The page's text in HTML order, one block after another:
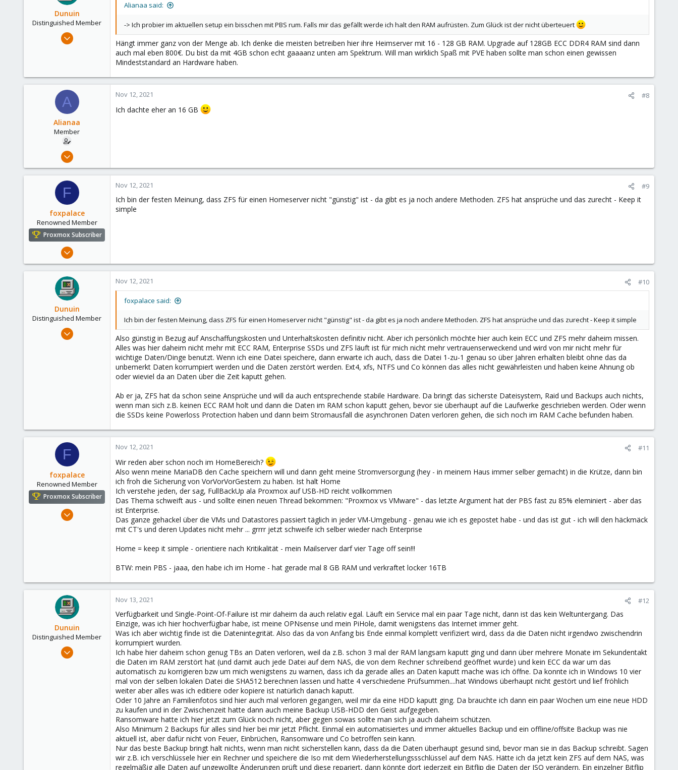
Dunuin
Distinguished Member
Jun 30, 2020
Germany
Alianaa said:
-> Ich probier im aktuellen setup ein bisschen mit PBS rum. Falls mir das gefällt werde ich halt den RAM aufrüsten. Zum Glück ist der nicht überteuert
Hängt immer ganz von der Menge ab. Ich denke die meisten betreiben hier ihre Heimserver mit 16 - 128 GB RAM. Upgrade auf 128GB ECC DDR4 RAM sind dann
auch mal eben 800€. Du bist da mit 4GB schon echt gaaaanz unten am Spektrum. Will man wirklich Spaß mit PVE haben sollte man schon einen gewissen
Mindeststandard an Hardware haben.
A
Alianaa
Member
Nov 11, 2021
2
Nov 12, 2021 #8
Ich dachte eher an 16 GB
F
foxpalace
Renowned Member
Proxmox Subscriber
Sep 9, 2016
7
www.linuxfox.de
Nov 12, 2021 #9
Ich bin der festen Meinung, dass ZFS für einen Homeserver nicht "günstig" ist - da gibt es ja noch andere Methoden. ZFS hat ansprüche und das zurecht - Keep it
simple
Dunuin
Distinguished Member
Jun 30, 2020
Nov 12, 2021 #10
foxpalace said:
Ich bin der festen Meinung, dass ZFS für einen Homeserver nicht "günstig" ist - da gibt es ja noch andere Methoden. ZFS hat ansprüche und das zurecht - Keep it simple
Also günstig in Bezug auf Anschaffungskosten und Unterhaltskosten definitiv nicht. Aber ich persönlich möchte hier auch kein ECC und ZFS mehr daheim missen.
Alles was hier daheim nicht mehr mit ECC RAM, Enterprise SSDs und ZFS läuft ist für mich nicht mehr vertrauenserweckend und wird von mir nicht mehr für
wichtige Daten/Dinge benutzt. Wenn ich eine Datei speichere, dann erwarte ich auch, dass die Datei 1-zu-1 genau so über Jahren erhalten bleibt ohne das da
unbemerkt Daten korrumpiert werden und die Daten zerstört werden. Ext4, xfs, NTFS und Co können das alles nicht gewährleisten und haben keine Ahnung ob
oder wieviel da an Daten über die Zeit kaputt gehen.
Ab er ja, ZFS hat da schon seine Ansprüche und will da auch entsprechende stabile Hardware. Da bringt das sicherste Dateisystem, Raid und Backups auch nichts,
wenn man sich z.B. keinen ECC RAM holt und dann die Daten im RAM schon kaputt gehen, bevor sie überhaupt auf die Laufwerke geschrieben werden. Oder wenn
die SSDs keine Powerloss Protection haben und dann beim Stromausfall die asynchronen Daten verloren gehen, die sich noch im RAM Cache befunden haben.
F
foxpalace
Renowned Member
Proxmox Subscriber
Sep 9, 2016
Nov 12, 2021 #11
Wir reden aber schon noch im HomeBereich?
Also wenn meine MariaDB den Cache speichern will und dann geht meine Stromversorgung (hey - in meinem Haus immer selber gemacht) in die Krütze, dann bin
ich froh die Sicherung von VorVorVorGestern zu haben. Ist halt Home
Ich verstehe jeden, der sag, FullBackUp ala Proxmox auf USB-HD reicht vollkommen
Das Thema schweift aus - und sollte einen neuen Thread bekommen: "Proxmox vs VMware" - das letzte Argument hat der PBS fast zu 85% eleminiert - aber das
ist Enterprise.
Das ganze gehackel über die VMs und Datastores passiert täglich in jeder VM-Umgebung - genau wie ich es gepostet habe - und das ist gut - ich will den häckmäck
mit CT's und deren Updates nicht mehr ... grrrr jetzt schweife ich selber wieder nach Enterprise
Home = keep it simple - orientiere nach Kritikalität - mein Mailserver darf vier Tage off sein!!!
BTW: mein PBS - jaaa, den habe ich im Home - hat gerade mal 8 GB RAM und verkraftet locker 16TB
Dunuin
Distinguished Member
Jun 30, 2020
Nov 13, 2021 #12
Verfügbarkeit und Single-Point-Of-Failure ist mir daheim da auch relativ egal. Läuft ein Service mal ein paar Tage nicht, dann ist das kein Weltuntergang. Das
Einzige, was ich hier hochverfügbar habe, ist meine OPNsense und mein PiHole, damit wenigstens das Internet immer geht.
Was ich aber wichtig finde ist die Datenintegrität. Also das da von Anfang bis Ende einmal komplett verifiziert wird, dass da die Daten nicht irgendwo zwischendrin
korrumpiert wurden.
Ich habe hier daheim schon genug TBs an Daten verloren, weil da z.B. schon 3 mal der RAM langsam kaputt ging und dann über mehrere Monate im Sekundentakt
die Daten im RAM zerstört hat (und damit auch jede Datei auf dem NAS, die von dem Rechner schreibend geöffnet wurde) und kein ECC da war um das
automatisch zu korrigieren bzw um mich wenigstens zu warnen, dass ich da gerade alles an Daten kaputt mache was ich öffne. Da konnte ich in Windows 10 vier
mal von der selben lokalen Datei die SHA512 berechnen lassen und hatte 4 verschiedene Prüfsummen....hat Windows überhaupt nicht gestört und lief fröhlich
weiter aber alles was ich editiere oder kopiere ist natürlich danach kaputt.
Oder 10 Jahre an Familienfotos sind hier auch mal verloren gegangen, weil mir da eine HDD kaputt ging. Da brauchte ich dann ein paar Wochen um eine neue HDD
zu kaufen und in der Zwischenzeit hatte dann auch meine Backup USB-HDD den Geist aufgegeben.
Ransomware hatte ich hier jetzt zum Glück noch nicht, aber gegen sowas sollte man sich ja auch daheim schützen.
Also Minimum 2 Backups für alles sind hier bei mir jetzt Pflicht. Einmal ein automatisiertes und immer aktuelles Backup und ein offline/offsite Backup was nie
aktuell ist, aber dafür nicht von Feuer, Einbrüchen, Ransomware und Co betroffen sein kann.
Nur das beste Backup bringt halt nichts, wenn man nicht sicherstellen kann, dass da die Daten überhaupt gesund sind, bevor man sie in das Backup schreibt. Sagen
wir z.B. ich verschlüssele hier ein Rechner und speichere die Iso mit dem Wiederherstellungssschlüssel auf dem NAS. Hätte ich da jetzt kein ZFS auf dem NAS, was
regelmäßig alle Daten auf ungewollte Änderungen prüft und diese repariert, dann könnte dort jederzeit ein Bitflip die Daten der ISO verändern. Ein einzelner Bitflip